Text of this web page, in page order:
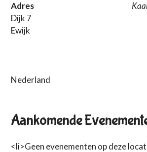
Adres
Dijk 7
Ewijk
Nederland
Aankomende
<li>Geen evenementen op deze